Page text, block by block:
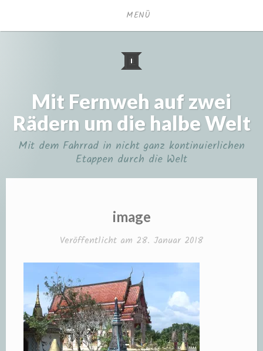
MENÜ
Mit Fernweh auf zwei
Rädern um die halbe Welt
Mit dem Fahrrad in nicht ganz kontinuierlichen
Etappen durch die Welt
image
Veröffentlicht am 28. Januar 2018